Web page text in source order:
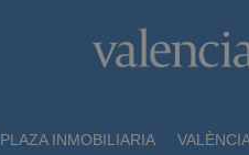
PLAZA INMOBILIARIA